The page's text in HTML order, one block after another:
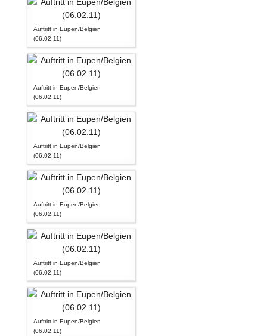
Auftritt in Eupen/Belgien
(06.02.11)
Auftritt in Eupen/Belgien
(06.02.11)
Auftritt in Eupen/Belgien
(06.02.11)
Auftritt in Eupen/Belgien
(06.02.11)
Auftritt in Eupen/Belgien
(06.02.11)
Auftritt in Eupen/Belgien
(06.02.11)